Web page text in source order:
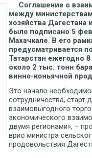
Соглашение о
между
хозяйства Дагестана
было подписано 5
Махачкале. В его
предусматривается
Татарстан ежегодно
около 2 тыс. тонн
винно-коньячной
Это начало
сотрудничества, старт
взаимовыгодного
экономического
двумя регионами», –
врио министра
продовольствия